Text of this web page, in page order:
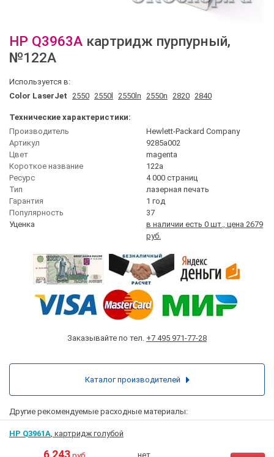
HP Q3963A картридж пурпурный,
№122A
Используется в:
Color LaserJet 2550 2550l 2550ln 2550n 2820 2840
Технические характеристики:
Производитель
Hewlett-Packard Company
Артикул
9285a002
Цвет
magenta
Короткое название
122a
Ресурс
4 000 страниц
Тип
лазерная печать
Гарантия
1 год
Популярность
37
Уценка
в наличии есть 0 шт., цена 2679
руб.
Заказывайте по тел. +7 495 971-77-28
Другие рекомендуемые расходные материалы:
HP Q3961A, картридж голубой
нет